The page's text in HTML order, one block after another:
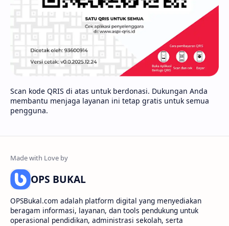
Scan kode QRIS di atas untuk berdonasi. Dukungan Anda
membantu menjaga layanan ini tetap gratis untuk semua
pengguna.
OPS BUKAL
OPSBukal.com adalah platform digital yang menyediakan
beragam informasi, layanan, dan tools pendukung untuk
operasional pendidikan, administrasi sekolah, serta